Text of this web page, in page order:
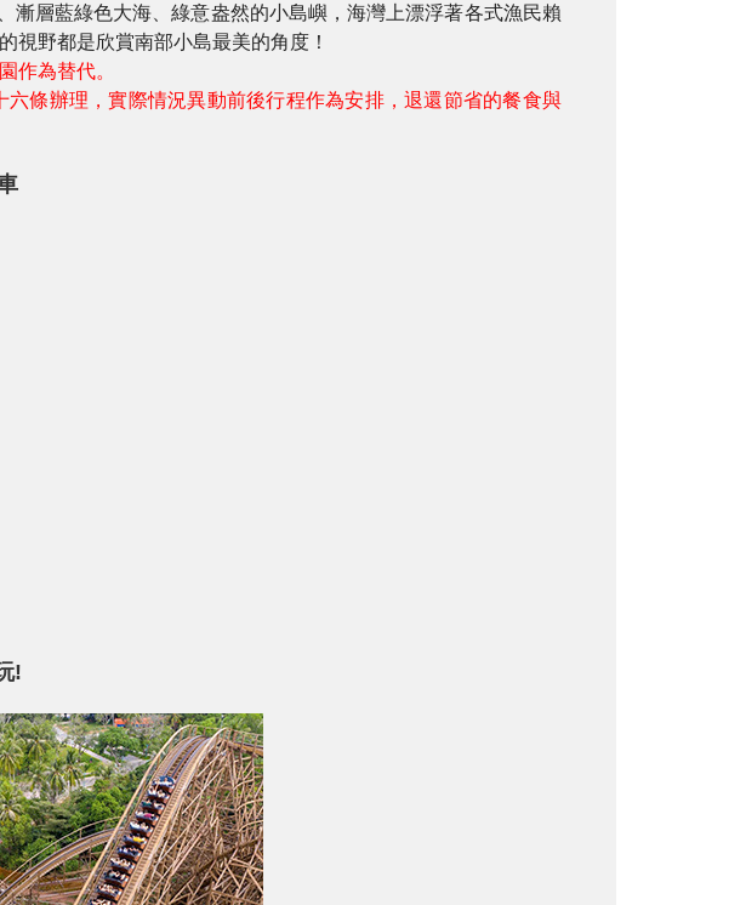
層藍綠色大海、綠意盎然的小島嶼，海灣上漂浮著各式漁民賴
視野都是欣賞南部小島最美的角度！
作為替代。
條辦理，實際情況異動前後行程作為安排，退還節省的餐食與
!